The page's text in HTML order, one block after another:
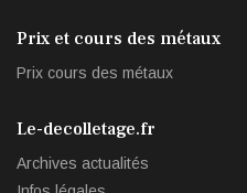
Prix et cours des métaux
Prix cours des métaux
Le-decolletage.fr
Archives actualités